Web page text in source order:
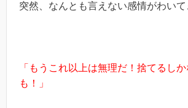
突然、なんとも言えない感情がわいて
「もうこれ以上は無理だ！捨てるし
も！」